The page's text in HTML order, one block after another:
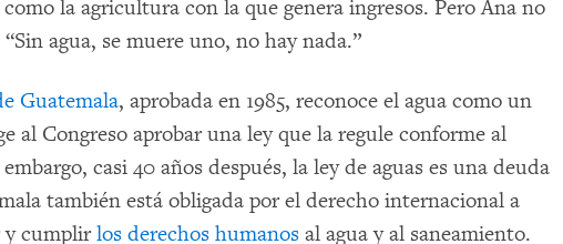
la agricultura con la que genera ingresos. Pero Ana no
agua, se muere uno, no hay nada.”
Guatemala, aprobada en 1985, reconoce el agua como un
al Congreso aprobar una ley que la regule conforme al
casi 40 años después, la ley de aguas es una deuda
también está obligada por el derecho internacional a
y cumplirlos derechos humanos al agua y al saneamiento.